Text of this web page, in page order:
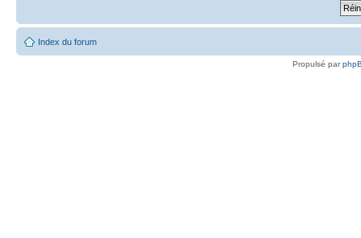
Index du forum
Propulsé par